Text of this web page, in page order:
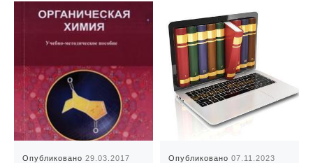
Опубликовано29.03.2017 Опубликовано07.11.2023